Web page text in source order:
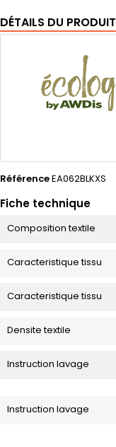
DÉTAILS DU PRODUIT
RéférenceEA062BLKXS
Fiche technique
Composition textile
Caracteristique tissu
Caracteristique tissu
Densite textile
Instruction lavage
Instruction lavage